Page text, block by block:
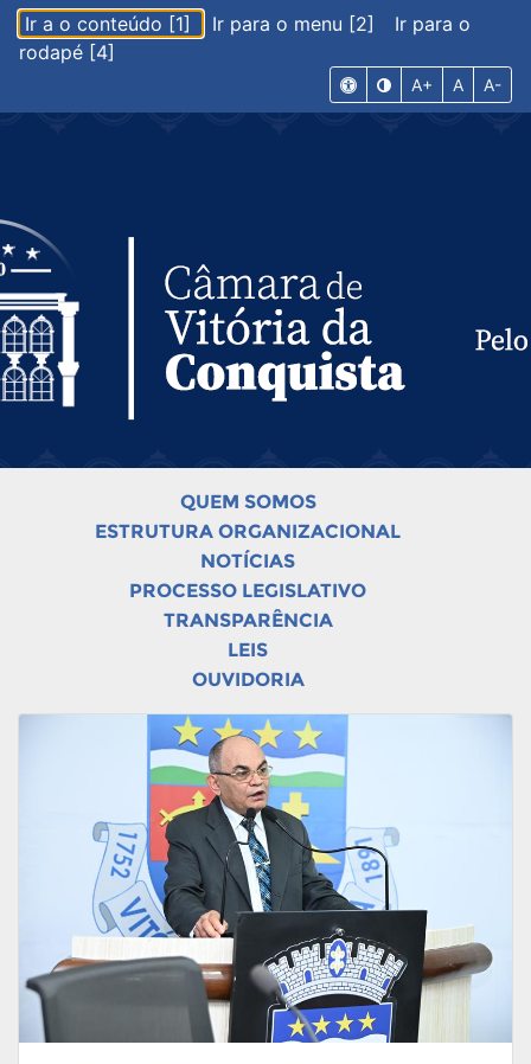
Ir a o conteúdo [1] Ir para o menu [2]
Ir para o
rodapé [4]
A+ A A-
QUEM SOMOS
ESTRUTURA ORGANIZACIONAL
NOTÍCIAS
PROCESSO LEGISLATIVO
TRANSPARÊNCIA
LEIS
OUVIDORIA